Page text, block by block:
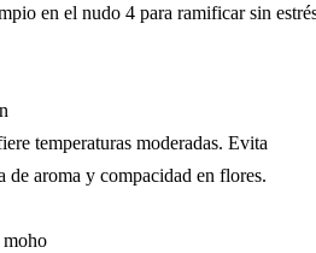
en el nudo 4 para ramificar sin
temperaturas moderadas. Evita
de aroma y compacidad en flores.
moho